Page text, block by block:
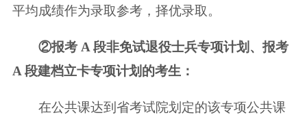
平均成绩作为录取参考，择优录取。
②报考 A 段非免试退役士兵专项计划、报考
A 段建档立卡专项计划的考生：
在公共课达到省考试院划定的该专项公共课